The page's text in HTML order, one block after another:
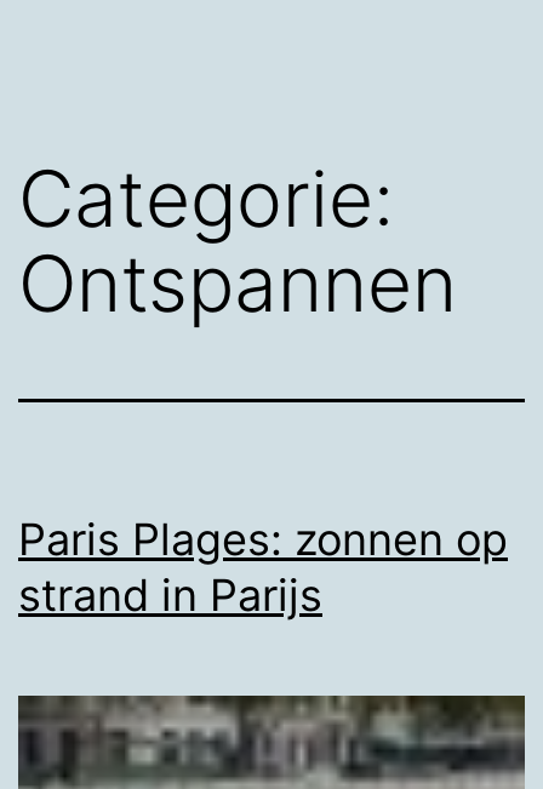
Categorie:
Ontspannen
Paris Plages: zonnen op
strand in Parijs